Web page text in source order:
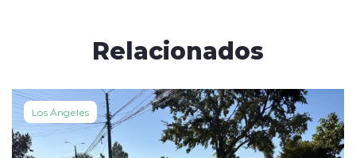
Relacionados
Los Ángeles